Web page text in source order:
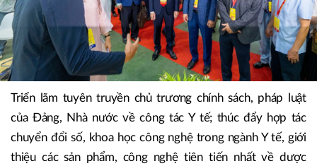
Triển lãm tuyên truyền chủ trương chính sách, pháp luật
của Đảng, Nhà nước về công tác Y tế; thúc đẩy hợp tác
chuyển đổi số, khoa học công nghệ trong ngành Y tế, giới
thiệu các sản phẩm, công nghệ tiên tiến nhất về dược